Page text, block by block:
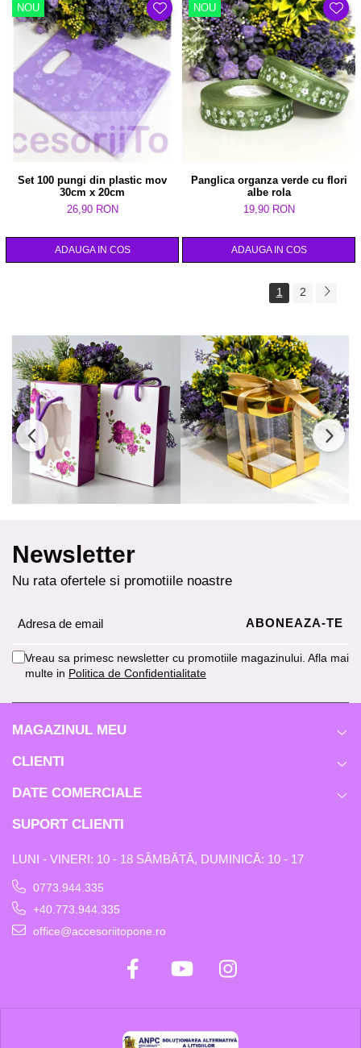
NOU
Set 100 pungi din plastic mov
30cm x 20cm
26,90 RON
ADAUGA IN COS
NOU
Panglica organza verde cu flori
albe rola
19,90 RON
ADAUGA IN COS
1 2
Newsletter
Nu rata ofertele si promotiile noastre
Vreau sa primesc newsletter cu promotiile magazinului. Afla mai
multe in Politica de Confidentialitate
MAGAZINUL MEU
CLIENTI
DATE COMERCIALE
SUPORT CLIENTI
LUNI - VINERI: 10 - 18 SÂMBĂTĂ, DUMINICĂ: 10 - 17
0773.944.335
+40.773.944.335
office@accesoriitopone.ro